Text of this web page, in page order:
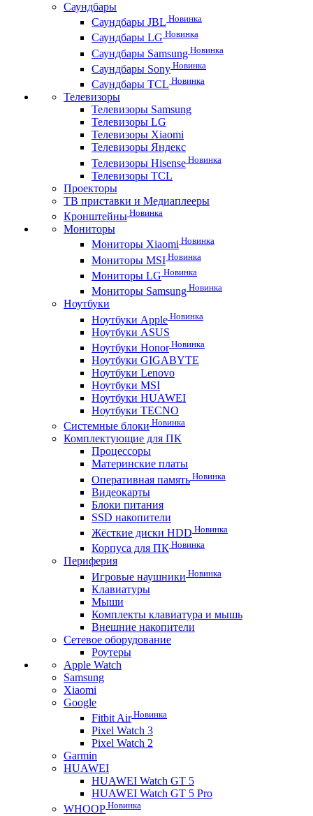
Саундбары
Саундбары JBL Новинка
Саундбары LG Новинка
Саундбары Samsung Новинка
Саундбары Sony Новинка
Саундбары TCL Новинка
Телевизоры
Телевизоры Samsung
Телевизоры LG
Телевизоры Xiaomi
Телевизоры Яндекс
Телевизоры Hisense Новинка
Телевизоры TCL
Проекторы
ТВ приставки и Медиаплееры
Кронштейны Новинка
Мониторы
Мониторы Xiaomi Новинка
Мониторы MSI Новинка
Мониторы LG Новинка
Мониторы Samsung Новинка
Ноутбуки
Ноутбуки Apple Новинка
Ноутбуки ASUS
Ноутбуки HonorНовинка
Ноутбуки GIGABYTE
Ноутбуки Lenovo
Ноутбуки MSI
Ноутбуки HUAWEI
Ноутбуки TECNO
Системные блоки Новинка
Комплектующие для ПК
Процессоры
Материнские платы
Оперативная память Новинка
Видеокарты
Блоки питания
SSD накопители
Жёсткие диски HDD Новинка
Корпуса для ПК Новинка
Периферия
Игровые наушники Новинка
Клавиатуры
Мыши
Комплекты клавиатура и мышь
Внешние накопители
Сетевое оборудование
Роутеры
Apple Watch
Samsung
Xiaomi
Google
Fitbit AirНовинка
Pixel Watch 3
Pixel Watch 2
Garmin
HUAWEI
HUAWEI Watch GT 5
HUAWEI Watch GT 5 Pro
WHOOP Новинка